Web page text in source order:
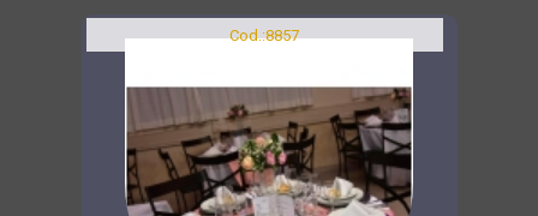
Cod.:8857